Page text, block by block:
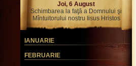
Joi, 6 August
Schimbarea la faţă a Domnului şi
Mîntuitorului nostru Iisus Hristos
IANUARIE
FEBRUARIE